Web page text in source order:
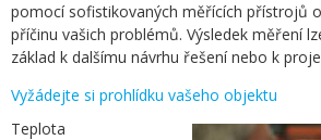
pomocí sofistikovaných měřících přístrojů
příčinu vašich problémů. Výsledek měření
základ k dalšímu návrhu řešení nebo k
Vyžádejte si prohlídku vašeho objektu
Teplota